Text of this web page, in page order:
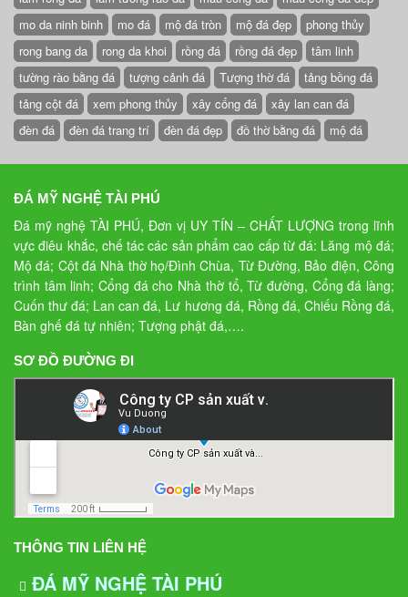
mo da ninh binh
mo đá mộ đá tròn mộ đá đẹp
phong thủy
rong bang da
rong da khoi rồng đá rồng đá đẹp
tâm linh
tường rào bằng đá
tượng cảnh đá Tượng thờ đá
tảng bồng đá
tảng cột đá
xem phong thủy xây cổng đá
xây lan can đá
đèn đá
đèn đá trang trí đèn đá đẹp đồ thờ bằng đá mộ đá
ĐÁ MỸ NGHỆ TÀI PHÚ
Đá mỹ nghệ TÀI PHÚ, Đơn vị UY TÍN – CHẤT LƯỢNG trong lĩnh
vực điêu khắc, chế tác các sản phẩm cao cấp từ đá: Lăng mộ đá;
Mộ đá; Cột đá Nhà thờ họ/Đình Chùa, Từ Đường, Bảo điện, Công
trình tâm linh; Cổng đá cho Nhà thờ tổ, Từ đường, Cổng đá làng;
Cuốn thư đá; Lan can đá, Lư hương đá, Rồng đá, Chiếu Rồng đá,
Bàn ghế đá tự nhiên; Tượng phật đá,….
SƠ ĐỒ ĐƯỜNG ĐI
THÔNG TIN LIÊN HỆ
ĐÁ MỸ NGHỆ TÀI PHÚ